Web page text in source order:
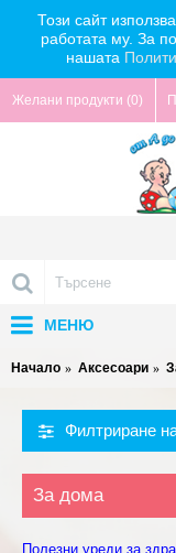
Този сайт
работата му. За
нашата
Желани продукти (0)
МЕНЮ
Начало Аксесоари
Филтриране
За дома
Полезни уреди за